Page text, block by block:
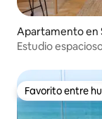
Apartamento en
Estudio
Favorito entre
Favorito entre